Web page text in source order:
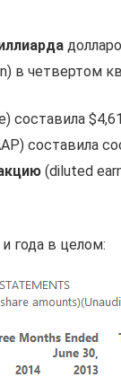
в четвертом
составила
составила
(diluted
года в целом: